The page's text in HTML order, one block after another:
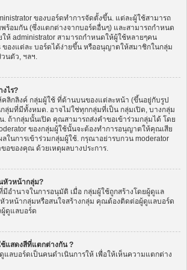
ของบอร์ดทำการจัดตั้งขึ้น. แต่ละผู้ใช้สามารถ
ร้อมกัน (ซึ่งแตกต่างจากบอร์ดอื่นๆ) และสามารถกำหนด
ห้ administrator สามารถกำหนดให้ผู้ใช้หลายๆคน
ของแต่ละ บอร์ดได้ง่ายขึ้น หรืออนุญาตให้สมาชิกในกลุ่ม
นตัว, ฯลฯ.
งไร?
คลิกลิงค์ กลุ่มผู้ใช้ ที่ด้านบนของแต่ละหน้า (ขึ้นอยู่กับรูป
ลุ่มที่มีทั้งหมด. อาจไม่ใช่ทุกกลุ่มที่เป็น กลุ่มเปิด, บางกลุ่ม
. ถ้ากลุ่มนั้นเปิด คุณสามารถส่งคำขอเข้าร่วมกลุ่มได้ โดย
ของกลุ่มผู้ใช้นั้นจะต้องทำการอนุญาตให้คุณเสีย
ลในการเข้าร่วมกลุ่มผู้ใช้. กรุณาอย่ารบกวน moderator
อของคุณ ด้วยเหตุผลบางประการ.
หัวหน้ากลุ่ม?
อำนาจในการอนุมัติ เมื่อ กลุ่มผู้ใช้ถูกสร้างโดยผู้ดูแล
วหน้ากลุ่มหรือสนใจสร้างกลุ่ม คุณต้องติดต่อผู้ดูแลบอร์ด
ดูแลบอร์ด
ช้แสดงสีที่แตกต่างกัน ?
แลบอร์ดเป็นคนดำเนินการให้ เพื่อให้เห็นความแตกต่าง